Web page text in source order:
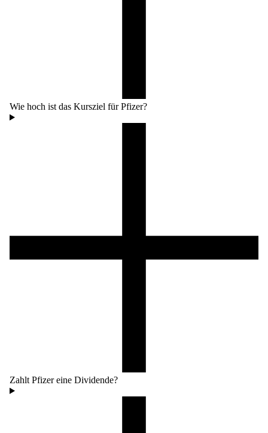
Wie hoch ist das Kursziel für Pfizer?
Zahlt Pfizer eine Dividende?